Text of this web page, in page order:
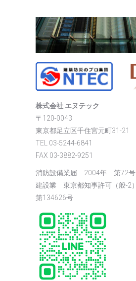
株式会社 エヌテック
〒120-0043
東京都足立区千住宮元町31-21
TEL 03-5244-6841
FAX 03-3882-9251
消防設備業届 2004年 第72号
建設業 東京都知事許可（般-2）
第134626号